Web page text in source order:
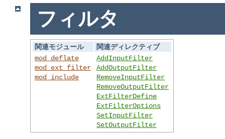
フィルタ
関連モジュール
関連ディレクティブ
mod_deflate
mod_ext_filter
mod_include
AddInputFilter
AddOutputFilter
RemoveInputFilter
RemoveOutputFilter
ExtFilterDefine
ExtFilterOptions
SetInputFilter
SetOutputFilter